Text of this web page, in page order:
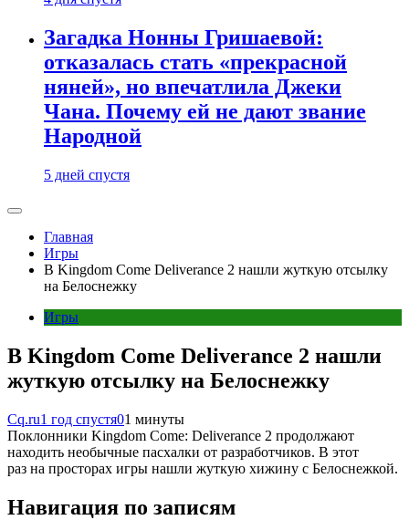
Загадка Нонны Гришаевой:
отказалась стать «прекрасной
няней», но впечатлила Джеки
Чана. Почему ей не дают звание
Народной
5 дней спустя
Главная
Игры
В Kingdom Come Deliverance 2 нашли жуткую отсылку
на Белоснежку
Игры
В Kingdom Come Deliverance 2 нашли
жуткую отсылку на Белоснежку
Cq.ru1 год спустя01 минуты
Поклонники Kingdom Come: Deliverance 2 продолжают
находить необычные пасхалки от разработчиков. В этот
раз на просторах игры нашли жуткую хижину с Белоснежкой.
Навигация по записям